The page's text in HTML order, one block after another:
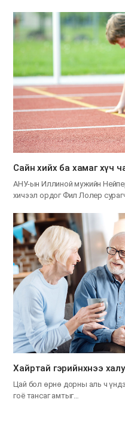
Сайн хийх ба хамаг хүч
АНУ-ын Иллиной мужийн
хичээл ордог Фил Лолер
Хайртай гэрийнхнээ
Цай бол өрнө дорны аль ч
гоё тансаг амтыг…